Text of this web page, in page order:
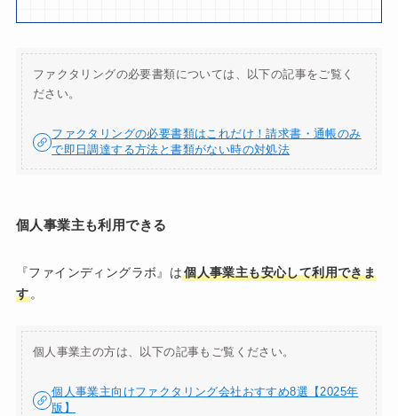
ファクタリングの必要書類については、以下の記事をご覧く
ださい。
ファクタリングの必要書類はこれだけ！請求書・通帳のみ
で即日調達する方法と書類がない時の対処法
個人事業主も利用できる
『ファインディングラボ』は個人事業主も安心して利用できま
す。
個人事業主の方は、以下の記事もご覧ください。
個人事業主向けファクタリング会社おすすめ8選【2025年
版】